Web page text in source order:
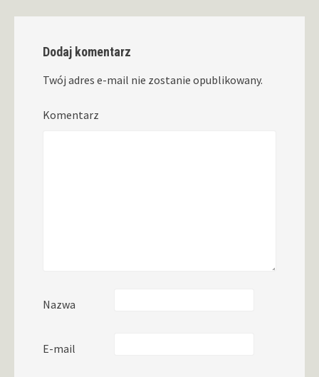
Dodaj komentarz
Twój adres e-mail nie zostanie opublikowany.
Komentarz
Nazwa
E-mail